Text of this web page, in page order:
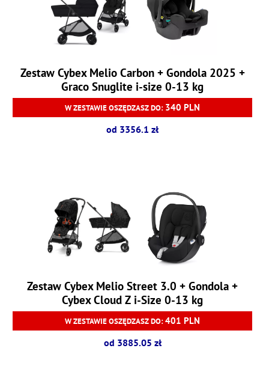
Zestaw Cybex Melio Carbon + Gondola 2025 +
Graco Snuglite i-size 0-13 kg
W ZESTAWIE OSZĘDZASZ DO: 340 PLN
od 3356.1 zł
Zestaw Cybex Melio Street 3.0 + Gondola +
Cybex Cloud Z i-Size 0-13 kg
W ZESTAWIE OSZĘDZASZ DO:401 PLN
od 3885.05 zł